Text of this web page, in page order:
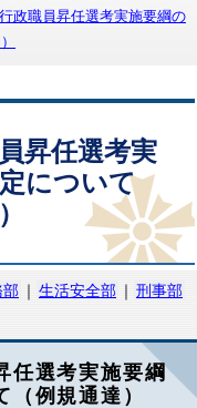
政職員昇任選考実施要綱の
昇任選考実
について
部 ｜ 生活安全部 ｜ 刑事部
任選考実施要綱
（例規通達）